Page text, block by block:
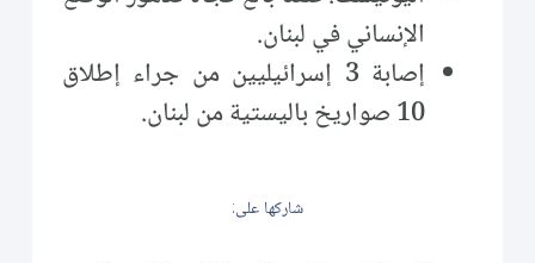
الإنساني في لبنان.
إصابة 3 إسرائيليين من جراء إطلاق
10 صواريخ باليستية من لبنان.
شاركها على: